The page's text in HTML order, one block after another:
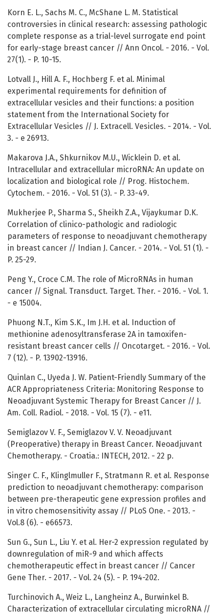
Korn E. L., Sachs M. C., McShane L. M. Statistical
controversies in clinical research: assessing pathologic
complete response as a trial-level surrogate end point
for early-stage breast cancer // Ann Oncol. - 2016. - Vol.
27(1). - P. 10-15.
Lotvall J., Hill A. F., Hochberg F. et al. Minimal
experimental requirements for definition of
extracellular vesicles and their functions: a position
statement from the International Society for
Extracellular Vesicles // J. Extracell. Vesicles. - 2014. - Vol.
3. - e 26913.
Makarova J.A., Shkurnikov M.U., Wicklein D. et al.
Intracellular and extracellular microRNA: An update on
localization and biological role // Prog. Histochem.
Cytochem. - 2016. - Vol. 51 (3). - P. 33-49.
Mukherjee P., Sharma S., Sheikh Z.A., Vijaykumar D.K.
Correlation of clinico-pathologic and radiologic
parameters of response to neoadjuvant chemotherapy
in breast cancer // Indian J. Cancer. - 2014. - Vol. 51 (1). -
P. 25-29.
Peng Y., Croce C.M. The role of MicroRNAs in human
cancer // Signal. Transduct. Target. Ther. - 2016. - Vol. 1.
- e 15004.
Phuong N.T., Kim S.K., Im J.H. et al. Induction of
methionine adenosyltransferase 2A in tamoxifen-
resistant breast cancer cells // Oncotarget. - 2016. - Vol.
7 (12). - P. 13902-13916.
Quinlan C., Uyeda J. W. Patient-Friendly Summary of the
ACR Appropriateness Criteria: Monitoring Response to
Neoadjuvant Systemic Therapy for Breast Cancer // J.
Am. Coll. Radiol. - 2018. - Vol. 15 (7). - e11.
Semiglazov V. F., Semiglazov V. V. Neoadjuvant
(Preoperative) therapy in Breast Cancer. Neoadjuvant
Chemotherapy. - Croatia.: INTECH, 2012. - 22 p.
Singer C. F., Klinglmuller F., Stratmann R. et al. Response
prediction to neoadjuvant chemotherapy: comparison
between pre-therapeutic gene expression profiles and
in vitro chemosensitivity assay // PLoS One. - 2013. -
Vol.8 (6). - e66573.
Sun G., Sun L., Liu Y. et al. Her-2 expression regulated by
downregulation of miR-9 and which affects
chemotherapeutic effect in breast cancer // Cancer
Gene Ther. - 2017. - Vol. 24 (5). - P. 194-202.
Turchinovich A., Weiz L., Langheinz A., Burwinkel B.
Characterization of extracellular circulating microRNA //